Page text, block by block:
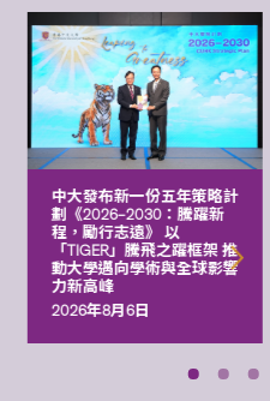
中大發布新一份五年策略計
劃《2026‒2030：騰躍新
程，勵行志遠》 以
「TIGER」騰飛之躍框架 推
動大學邁向學術與全球影響
力新高峰
2026年8月6日